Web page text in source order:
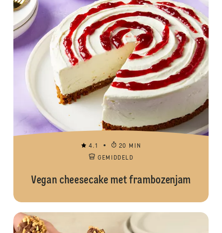
4.1
20 MIN
GEMIDDELD
Vegan cheesecake met frambozenjam